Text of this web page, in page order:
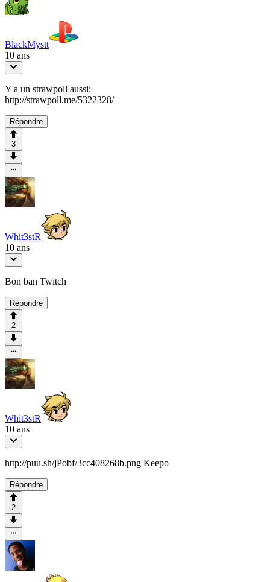
BlackMystt
10 ans
Y'a un strawpoll aussi:
http://strawpoll.me/5322328/
Répondre
3
Whit3stR
10 ans
Bon ban Twitch
Répondre
2
Whit3stR
10 ans
http://puu.sh/jPobf/3cc408268b.png Keepo
Répondre
2